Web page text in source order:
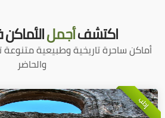
اكتشفأجمل
أماكن ساحرة تاريخية وطبيعية متنوعة
والحاضر
إدلب